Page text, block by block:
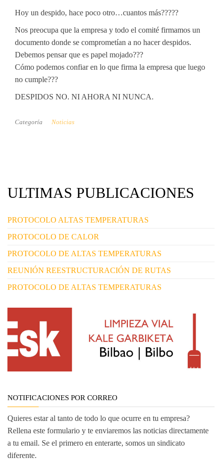
Hoy un despido, hace poco otro…cuantos más?????
Nos preocupa que la empresa y todo el comité firmamos un
documento donde se comprometían a no hacer despidos.
Debemos pensar que es papel mojado???
Cómo podemos confiar en lo que firma la empresa que luego
no cumple???
DESPIDOS NO. NI AHORA NI NUNCA.
Categoría Noticias
ULTIMAS PUBLICACIONES
PROTOCOLO ALTAS TEMPERATURAS
PROTOCOLO DE CALOR
PROTOCOLO DE ALTAS TEMPERATURAS
REUNIÓN REESTRUCTURACIÓN DE RUTAS
PROTOCOLO DE ALTAS TEMPERATURAS
NOTIFICACIONES POR CORREO
Quieres estar al tanto de todo lo que ocurre en tu empresa?
Rellena este formulario y te enviaremos las noticias directamente
a tu email. Se el primero en enterarte, somos un sindicato
diferente.